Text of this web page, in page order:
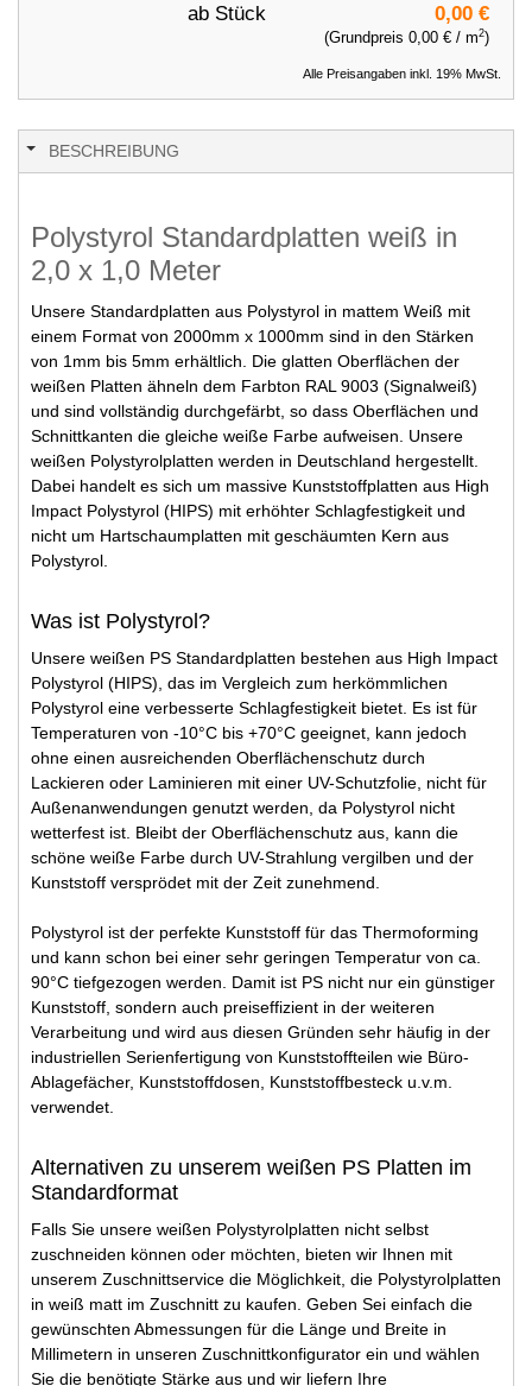
ab Stück 0,00 €
(Grundpreis 0,00 € / m2)
Alle Preisangaben inkl. 19% MwSt.
BESCHREIBUNG
Polystyrol Standardplatten weiß in
2,0 x 1,0 Meter
Unsere Standardplatten aus Polystyrol in mattem Weiß mit
einem Format von 2000mm x 1000mm sind in den Stärken
von 1mm bis 5mm erhältlich. Die glatten Oberflächen der
weißen Platten ähneln dem Farbton RAL 9003 (Signalweiß)
und sind vollständig durchgefärbt, so dass Oberflächen und
Schnittkanten die gleiche weiße Farbe aufweisen. Unsere
weißen Polystyrolplatten werden in Deutschland hergestellt.
Dabei handelt es sich um massive Kunststoffplatten aus High
Impact Polystyrol (HIPS) mit erhöhter Schlagfestigkeit und
nicht um Hartschaumplatten mit geschäumten Kern aus
Polystyrol.
Was ist Polystyrol?
Unsere weißen PS Standardplatten bestehen aus High Impact
Polystyrol (HIPS), das im Vergleich zum herkömmlichen
Polystyrol eine verbesserte Schlagfestigkeit bietet. Es ist für
Temperaturen von -10°C bis +70°C geeignet, kann jedoch
ohne einen ausreichenden Oberflächenschutz durch
Lackieren oder Laminieren mit einer UV-Schutzfolie, nicht für
Außenanwendungen genutzt werden, da Polystyrol nicht
wetterfest ist. Bleibt der Oberflächenschutz aus, kann die
schöne weiße Farbe durch UV-Strahlung vergilben und der
Kunststoff versprödet mit der Zeit zunehmend.
Polystyrol ist der perfekte Kunststoff für das Thermoforming
und kann schon bei einer sehr geringen Temperatur von ca.
90°C tiefgezogen werden. Damit ist PS nicht nur ein günstiger
Kunststoff, sondern auch preiseffizient in der weiteren
Verarbeitung und wird aus diesen Gründen sehr häufig in der
industriellen Serienfertigung von Kunststoffteilen wie Büro-
Ablagefächer, Kunststoffdosen, Kunststoffbesteck u.v.m.
verwendet.
Alternativen zu unserem weißen PS Platten im
Standardformat
Falls Sie unsere weißen Polystyrolplatten nicht selbst
zuschneiden können oder möchten, bieten wir Ihnen mit
unserem Zuschnittservice die Möglichkeit, die Polystyrolplatten
in weiß matt im Zuschnitt zu kaufen. Geben Sei einfach die
gewünschten Abmessungen für die Länge und Breite in
Millimetern in unseren Zuschnittkonfigurator ein und wählen
Sie die benötigte Stärke aus und wir liefern Ihre